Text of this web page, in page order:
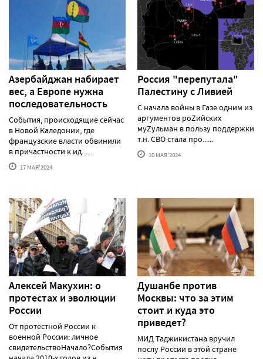
Азербайджан набирает
вес, а Европе нужна
последовательность
События, происходящие сейчас
в Новой Каледонии, где
французские власти обвинили
в причастности к ид......
17 МАЯ'2024
Россия "перепутала"
Палестину с Ливией
С начала войны в Газе одним из
аргументов роZийских
муZульман в пользу поддержки
т.н. СВО стала про......
10 МАЯ'2024
Алексей Макуxин: о
протестаx и эволюции
России
От протестной России к
военной России: личное
свидетельствоНачало?События
Душанбе против
Москвы: что за этим
стоит и куда это
приведет?
МИД Таджикистана вручил
послу России в этой стране